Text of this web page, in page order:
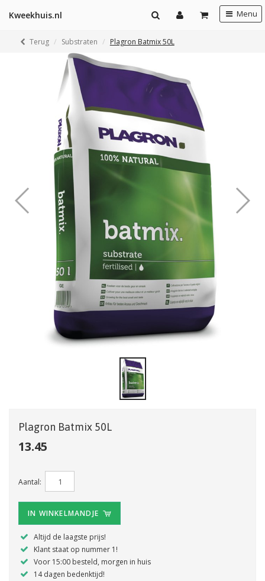
Kweekhuis.nl Menu
Terug Substraten Plagron Batmix 50L
Plagron Batmix 50L
13.45
Aantal:
IN WINKELMANDJE
Altijd de laagste prijs!
Klant staat op nummer 1!
Voor 15:00 besteld, morgen in huis
14 dagen bedenktijd!